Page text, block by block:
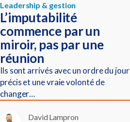
Leadership & gestion
L’imputabilité
commence par un
miroir, pas par une
réunion
Ils sont arrivés avec un ordre du jour
précis et une vraie volonté de
changer…
David Lampron